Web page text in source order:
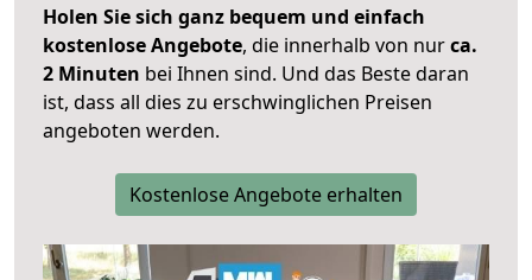
Holen Sie sich ganz bequem und einfach
kostenlose Angebote, die innerhalb von nurca.
2 Minuten bei Ihnen sind. Und das Beste daran
ist, dass all dies zu erschwinglichen Preisen
angeboten werden.
Kostenlose Angebote erhalten